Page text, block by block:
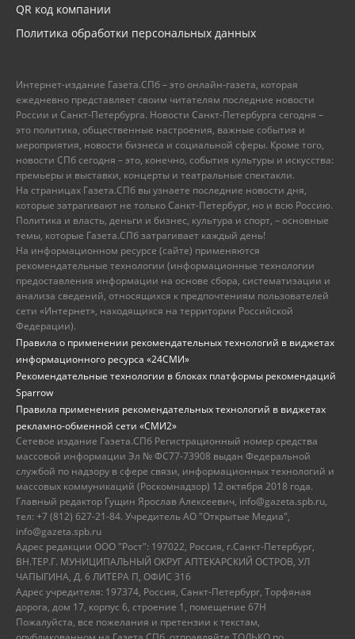
QR код компании
Политика обработки персональных данных
Интернет-издание Газета.СПб – это онлайн-газета, которая
ежедневно представляет своим читателям последние новости
России и Санкт-Петербурга. Новости Санкт-Петербурга сегодня –
это политика, общественные настроения, важные события и
мероприятия, новости бизнеса и социальной сферы. Кроме того,
новости СПб сегодня – это, конечно, события культуры и искусства:
премьеры и выставки, концерты и театральные спектакли.
На страницах Газета.СПб вы узнаете последние новости дня,
которые затрагивают не только Санкт-Петербург, но и всю Россию.
Политика и власть, деньги и бизнес, культура и спорт, – основные
темы, которые Газета.СПб затрагивает каждый день!
На информационном ресурсе (сайте) применяются
рекомендательные технологии (информационные технологии
предоставления информации на основе сбора, систематизации и
анализа сведений, относящихся к предпочтениям пользователей
сети «Интернет», находящихся на территории Российской
Федерации).
Правила о применении рекомендательных технологий в виджетах
информационного ресурса «24СМИ»
Рекомендательные технологии в блоках платформы рекомендаций
Sparrow
Правила применения рекомендательных технологий в виджетах
рекламно-обменной сети «СМИ2»
Сетевое издание Газета.СПб Регистрационный номер средства
массовой информации Эл № ФС77-73908 выдан Федеральной
службой по надзору в сфере связи, информационных технологий и
массовых коммуникаций (Роскомнадзор) 12 октября 2018 года.
Главный редактор Гущин Ярослав Алексеевич, info@gazeta.spb.ru,
тел: +7 (812) 627-21-84. Учредитель АО "Открытые Медиа",
info@gazeta.spb.ru
Адрес редакции ООО "Рост": 197022, Россия, г.Санкт-Петербург,
ВН.ТЕР.Г. МУНИЦИПАЛЬНЫЙ ОКРУГ АПТЕКАРСКИЙ ОСТРОВ, УЛ
ЧАПЫГИНА, Д. 6 ЛИТЕРА П, ОФИС 316
Адрес учредителя: 197374, Россия, Санкт-Петербург, Торфяная
дорога, дом 17, корпус 6, строение 1, помещение 67Н
Пожалуйста, все пожелания и претензии к текстам,